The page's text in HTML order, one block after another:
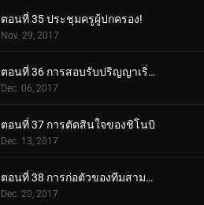
ตอนที่ 35 ประชุมครูผู้ปกครอง!
Nov. 29, 2017
ตอนที่ 36 การสอบรับปริญญาเริ่มต้นขึ้นแล้ว!
Dec. 06, 2017
ตอนที่ 37 การตัดสินใจของชิโนบิ
Dec. 13, 2017
ตอนที่ 38 การก่อตัวของทีมสามคน?
Dec. 20, 2017